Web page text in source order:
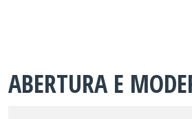
ABERTURA E